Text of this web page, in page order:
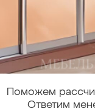
Поможем
Ответим